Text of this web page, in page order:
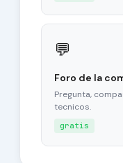
💬
Foro de la
Pregunta,
tecnicos.
gratis